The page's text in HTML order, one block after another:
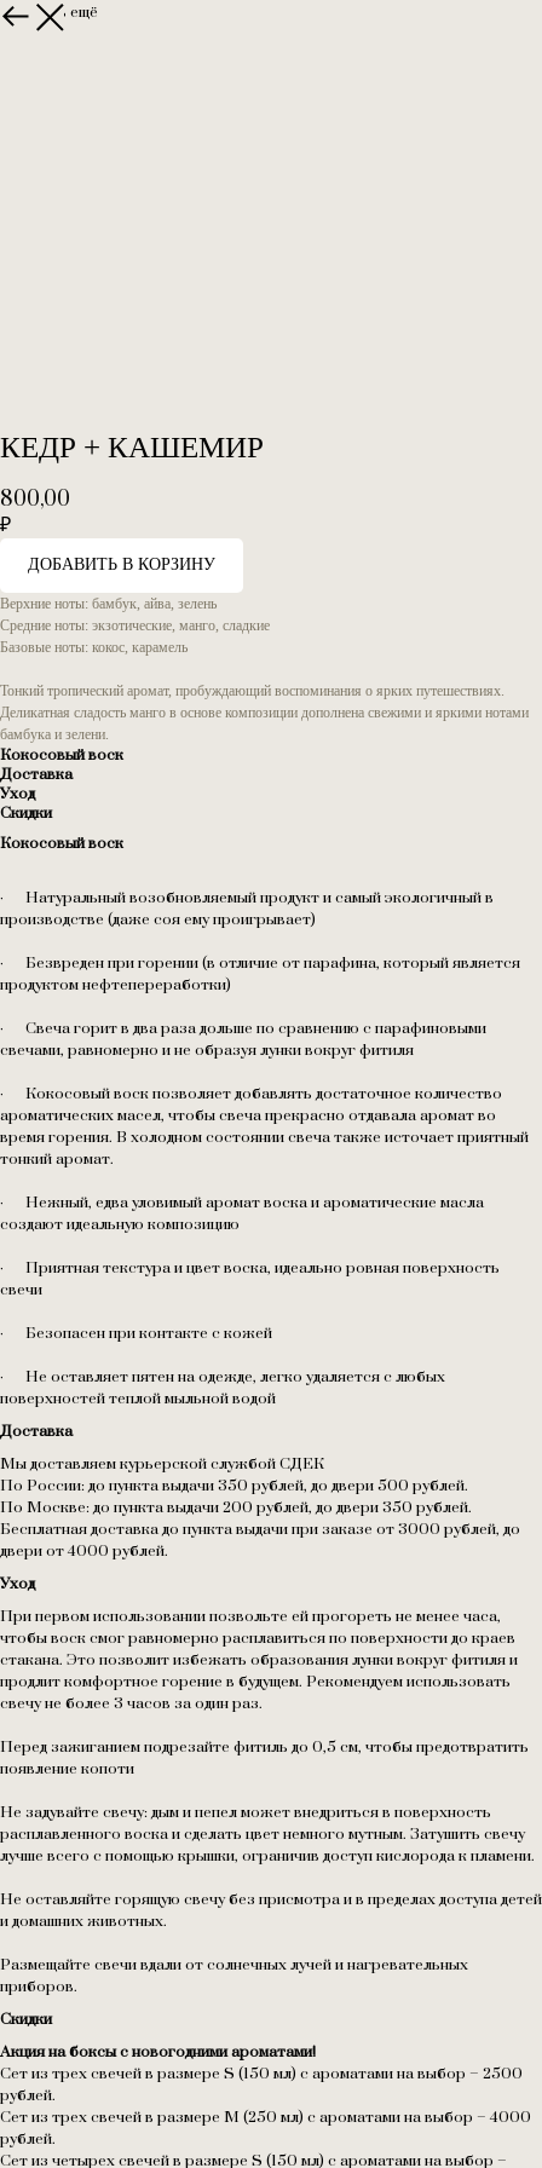
Выбрать ещё
КЕДР + КАШЕМИР
800,00
₽
ДОБАВИТЬ В КОРЗИНУ
Верхние ноты: бамбук, айва, зелень
Средние ноты: экзотические, манго, сладкие
Базовые ноты: кокос, карамель
Тонкий тропический аромат, пробуждающий воспоминания о ярких путешествиях.
Деликатная сладость манго в основе композиции дополнена свежими и яркими нотами
бамбука и зелени.
Кокосовый воск
Доставка
Уход
Скидки
Кокосовый воск
· Натуральный возобновляемый продукт и самый экологичный в
производстве (даже соя ему проигрывает)
· Безвреден при горении (в отличие от парафина, который является
продуктом нефтепереработки)
· Свеча горит в два раза дольше по сравнению с парафиновыми
свечами, равномерно и не образуя лунки вокруг фитиля
· Кокосовый воск позволяет добавлять достаточное количество
ароматических масел, чтобы свеча прекрасно отдавала аромат во
время горения. В холодном состоянии свеча также источает приятный
тонкий аромат.
· Нежный, едва уловимый аромат воска и ароматические масла
создают идеальную композицию
· Приятная текстура и цвет воска, идеально ровная поверхность
свечи
· Безопасен при контакте с кожей
· Не оставляет пятен на одежде, легко удаляется с любых
поверхностей теплой мыльной водой
Доставка
Мы доставляем курьерской службой СДЕК
По России: до пункта выдачи 350 рублей, до двери 500 рублей.
По Москве: до пункта выдачи 200 рублей, до двери 350 рублей.
Бесплатная доставка до пункта выдачи при заказе от 3000 рублей, до
двери от 4000 рублей.
Уход
При первом использовании позвольте ей прогореть не менее часа,
чтобы воск смог равномерно расплавиться по поверхности до краев
стакана. Это позволит избежать образования лунки вокруг фитиля и
продлит комфортное горение в будущем. Рекомендуем использовать
свечу не более 3 часов за один раз.
Перед зажиганием подрезайте фитиль до 0,5 см, чтобы предотвратить
появление копоти
Не задувайте свечу: дым и пепел может внедриться в поверхность
расплавленного воска и сделать цвет немного мутным. Затушить свечу
лучше всего с помощью крышки, ограничив доступ кислорода к пламени.
Не оставляйте горящую свечу без присмотра и в пределах доступа детей
и домашних животных.
Размещайте свечи вдали от солнечных лучей и нагревательных
приборов.
Скидки
Акция на боксы с новогодними ароматами!
Сет из трех свечей в размере S (150 мл) с ароматами на выбор – 2500
рублей.
Сет из трех свечей в размере M (250 мл) с ароматами на выбор – 4000
рублей.
Сет из четырех свечей в размере S (150 мл) с ароматами на выбор –